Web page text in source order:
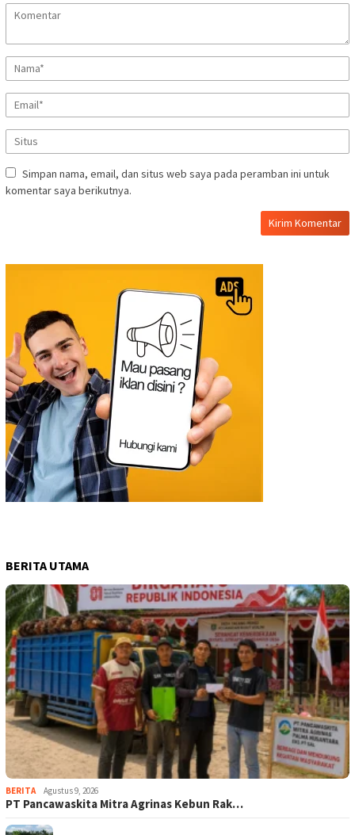
Simpan nama, email, dan situs web saya pada peramban ini untuk
komentar saya berikutnya.
BERITA UTAMA
BERITA Agustus 9, 2026
‎PT Pancawaskita Mitra Agrinas Kebun Rak…